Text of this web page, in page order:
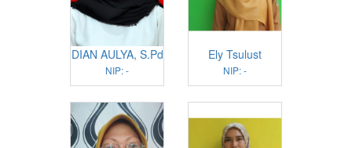
DIAN AULYA, S.Pd
NIP: -
Ely Tsulust
NIP: -